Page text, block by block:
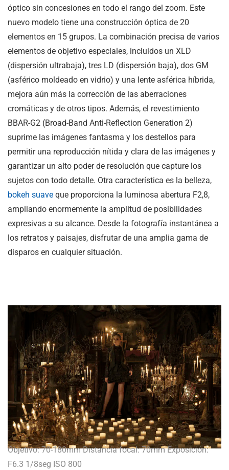
óptico sin concesiones en todo el rango del zoom. Este
nuevo modelo tiene una construcción óptica de 20
elementos en 15 grupos. La combinación precisa de varios
elementos de objetivo especiales, incluidos un XLD
(dispersión ultrabaja), tres LD (dispersión baja), dos GM
(asférico moldeado en vidrio) y una lente asférica híbrida,
mejora aún más la corrección de las aberraciones
cromáticas y de otros tipos. Además, el revestimiento
BBAR-G2 (Broad-Band Anti-Reflection Generation 2)
suprime las imágenes fantasma y los destellos para
permitir una reproducción nítida y clara de las imágenes y
garantizar un alto poder de resolución que capture los
sujetos con todo detalle. Otra característica es la belleza,
bokeh suave que proporciona la luminosa abertura F2,8,
ampliando enormemente la amplitud de posibilidades
expresivas a su alcance. Desde la fotografía instantánea a
los retratos y paisajes, disfrutar de una amplia gama de
disparos en cualquier situación.
Objetivo: 70-180mm Distancia focal: 70mm Exposición:
F6.3 1/8seg ISO 800